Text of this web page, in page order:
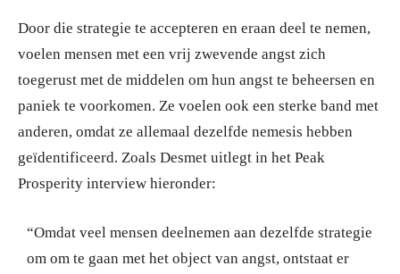
Door die strategie te accepteren en eraan deel te nemen,
voelen mensen met een vrij zwevende angst zich
toegerust met de middelen om hun angst te beheersen en
paniek te voorkomen. Ze voelen ook een sterke band met
anderen, omdat ze allemaal dezelfde nemesis hebben
geïdentificeerd. Zoals Desmet uitlegt in het Peak
Prosperity interview hieronder:
“Omdat veel mensen deelnemen aan dezelfde strategie
om om te gaan met het object van angst, ontstaat er